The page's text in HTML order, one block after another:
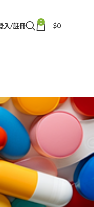
入/註冊 0 $0